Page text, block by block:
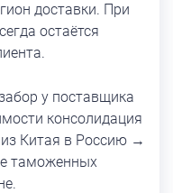
доставки. При
остаётся
у поставщика
консолидация
Китая в Россию →
таможенных